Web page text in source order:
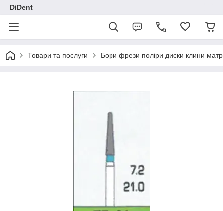
DiDent
Товари та послуги Бори фрези поліри диски клини